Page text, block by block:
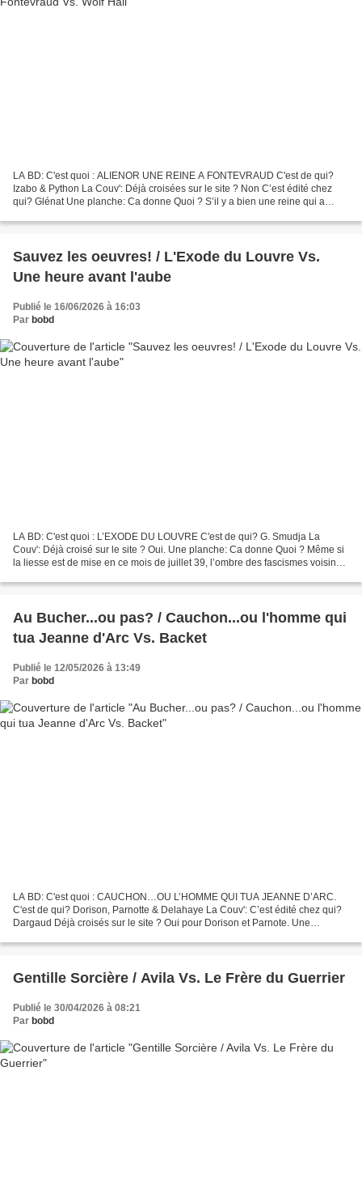
LA BD: C'est quoi : ALIENOR UNE REINE A FONTEVRAUD C'est de qui?
Izabo & Python La Couv': Déjà croisées sur le site ? Non C’est édité chez
qui? Glénat Une planche: Ca donne Quoi ? S’il y a bien une reine qui a
Sauvez les oeuvres! / L'Exode du Louvre Vs.
Une heure avant l'aube
Publié le 16/06/2026 à 16:03
Par bobd
LA BD: C'est quoi : L’EXODE DU LOUVRE C'est de qui? G. Smudja La
Couv': Déjà croisé sur le site ? Oui. Une planche: Ca donne Quoi ? Même si
la liesse est de mise en ce mois de juillet 39, l’ombre des fascismes voisins
Au Bucher...ou pas? / Cauchon...ou l'homme qui
tua Jeanne d'Arc Vs. Backet
Publié le 12/05/2026 à 13:49
Par bobd
LA BD: C'est quoi : CAUCHON…OU L’HOMME QUI TUA JEANNE D’ARC.
C'est de qui? Dorison, Parnotte & Delahaye La Couv': C’est édité chez qui?
Dargaud Déjà croisés sur le site ? Oui pour Dorison et Parnote. Une
Gentille Sorcière / Avila Vs. Le Frère du Guerrier
Publié le 30/04/2026 à 08:21
Par bobd